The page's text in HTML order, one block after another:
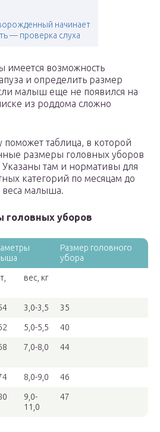
начинает
— проверка слуха
имеется возможность
и определить размер
малыш еще не появился на
из роддома сложно
таблица, в которой
размеры головных уборов
там и нормативы для
категорий по месяцам до
веса малыша.
головных уборов
Размер головного
убора
вес, кг
3,0-3,5 35
5,0-5,5 40
7,0-8,0 44
8,0-9,0 46
9,0-
11,0
47